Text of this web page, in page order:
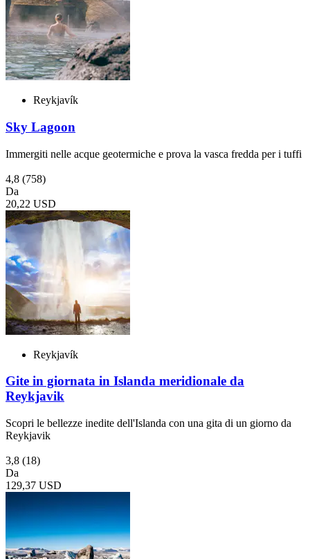
Reykjavík
Sky Lagoon
Immergiti nelle acque geotermiche e prova la vasca fredda per i tuffi
4,8 (758)
Da
20,22 USD
Reykjavík
Gite in giornata in Islanda meridionale da
Reykjavik
Scopri le bellezze inedite dell'Islanda con una gita di un giorno da
Reykjavik
3,8 (18)
Da
129,37 USD